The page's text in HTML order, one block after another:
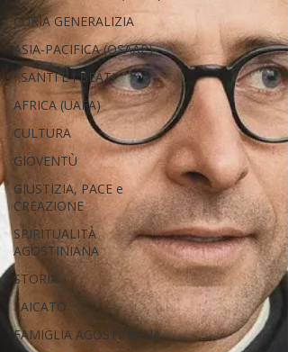
CURIA GENERALIZIA
ASIA-PACIFICA (OSAAP)
I SANTI E I BEATI
AFRICA (UAFA)
CULTURA
GIOVENTÙ
GIUSTIZIA, PACE e
CREAZIONE
SPIRITUALITÀ
AGOSTINIANA
STORIA
LAICATO
FAMIGLIA AGOSTINIANA